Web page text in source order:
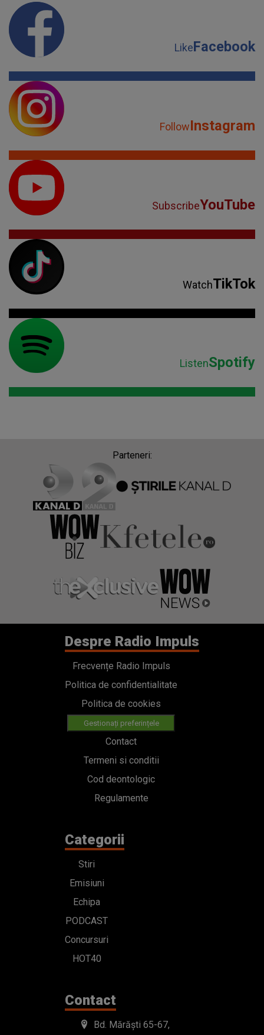
LikeFacebook
FollowInstagram
SubscribeYouTube
WatchTikTok
ListenSpotify
Parteneri:
Despre Radio Impuls
Frecvențe Radio Impuls
Politica de confidentialitate
Politica de cookies
Gestionați preferințele
Contact
Termeni si conditii
Cod deontologic
Regulamente
Categorii
Stiri
Emisiuni
Echipa
PODCAST
Concursuri
HOT40
Contact
Bd. Mărăști 65-67,